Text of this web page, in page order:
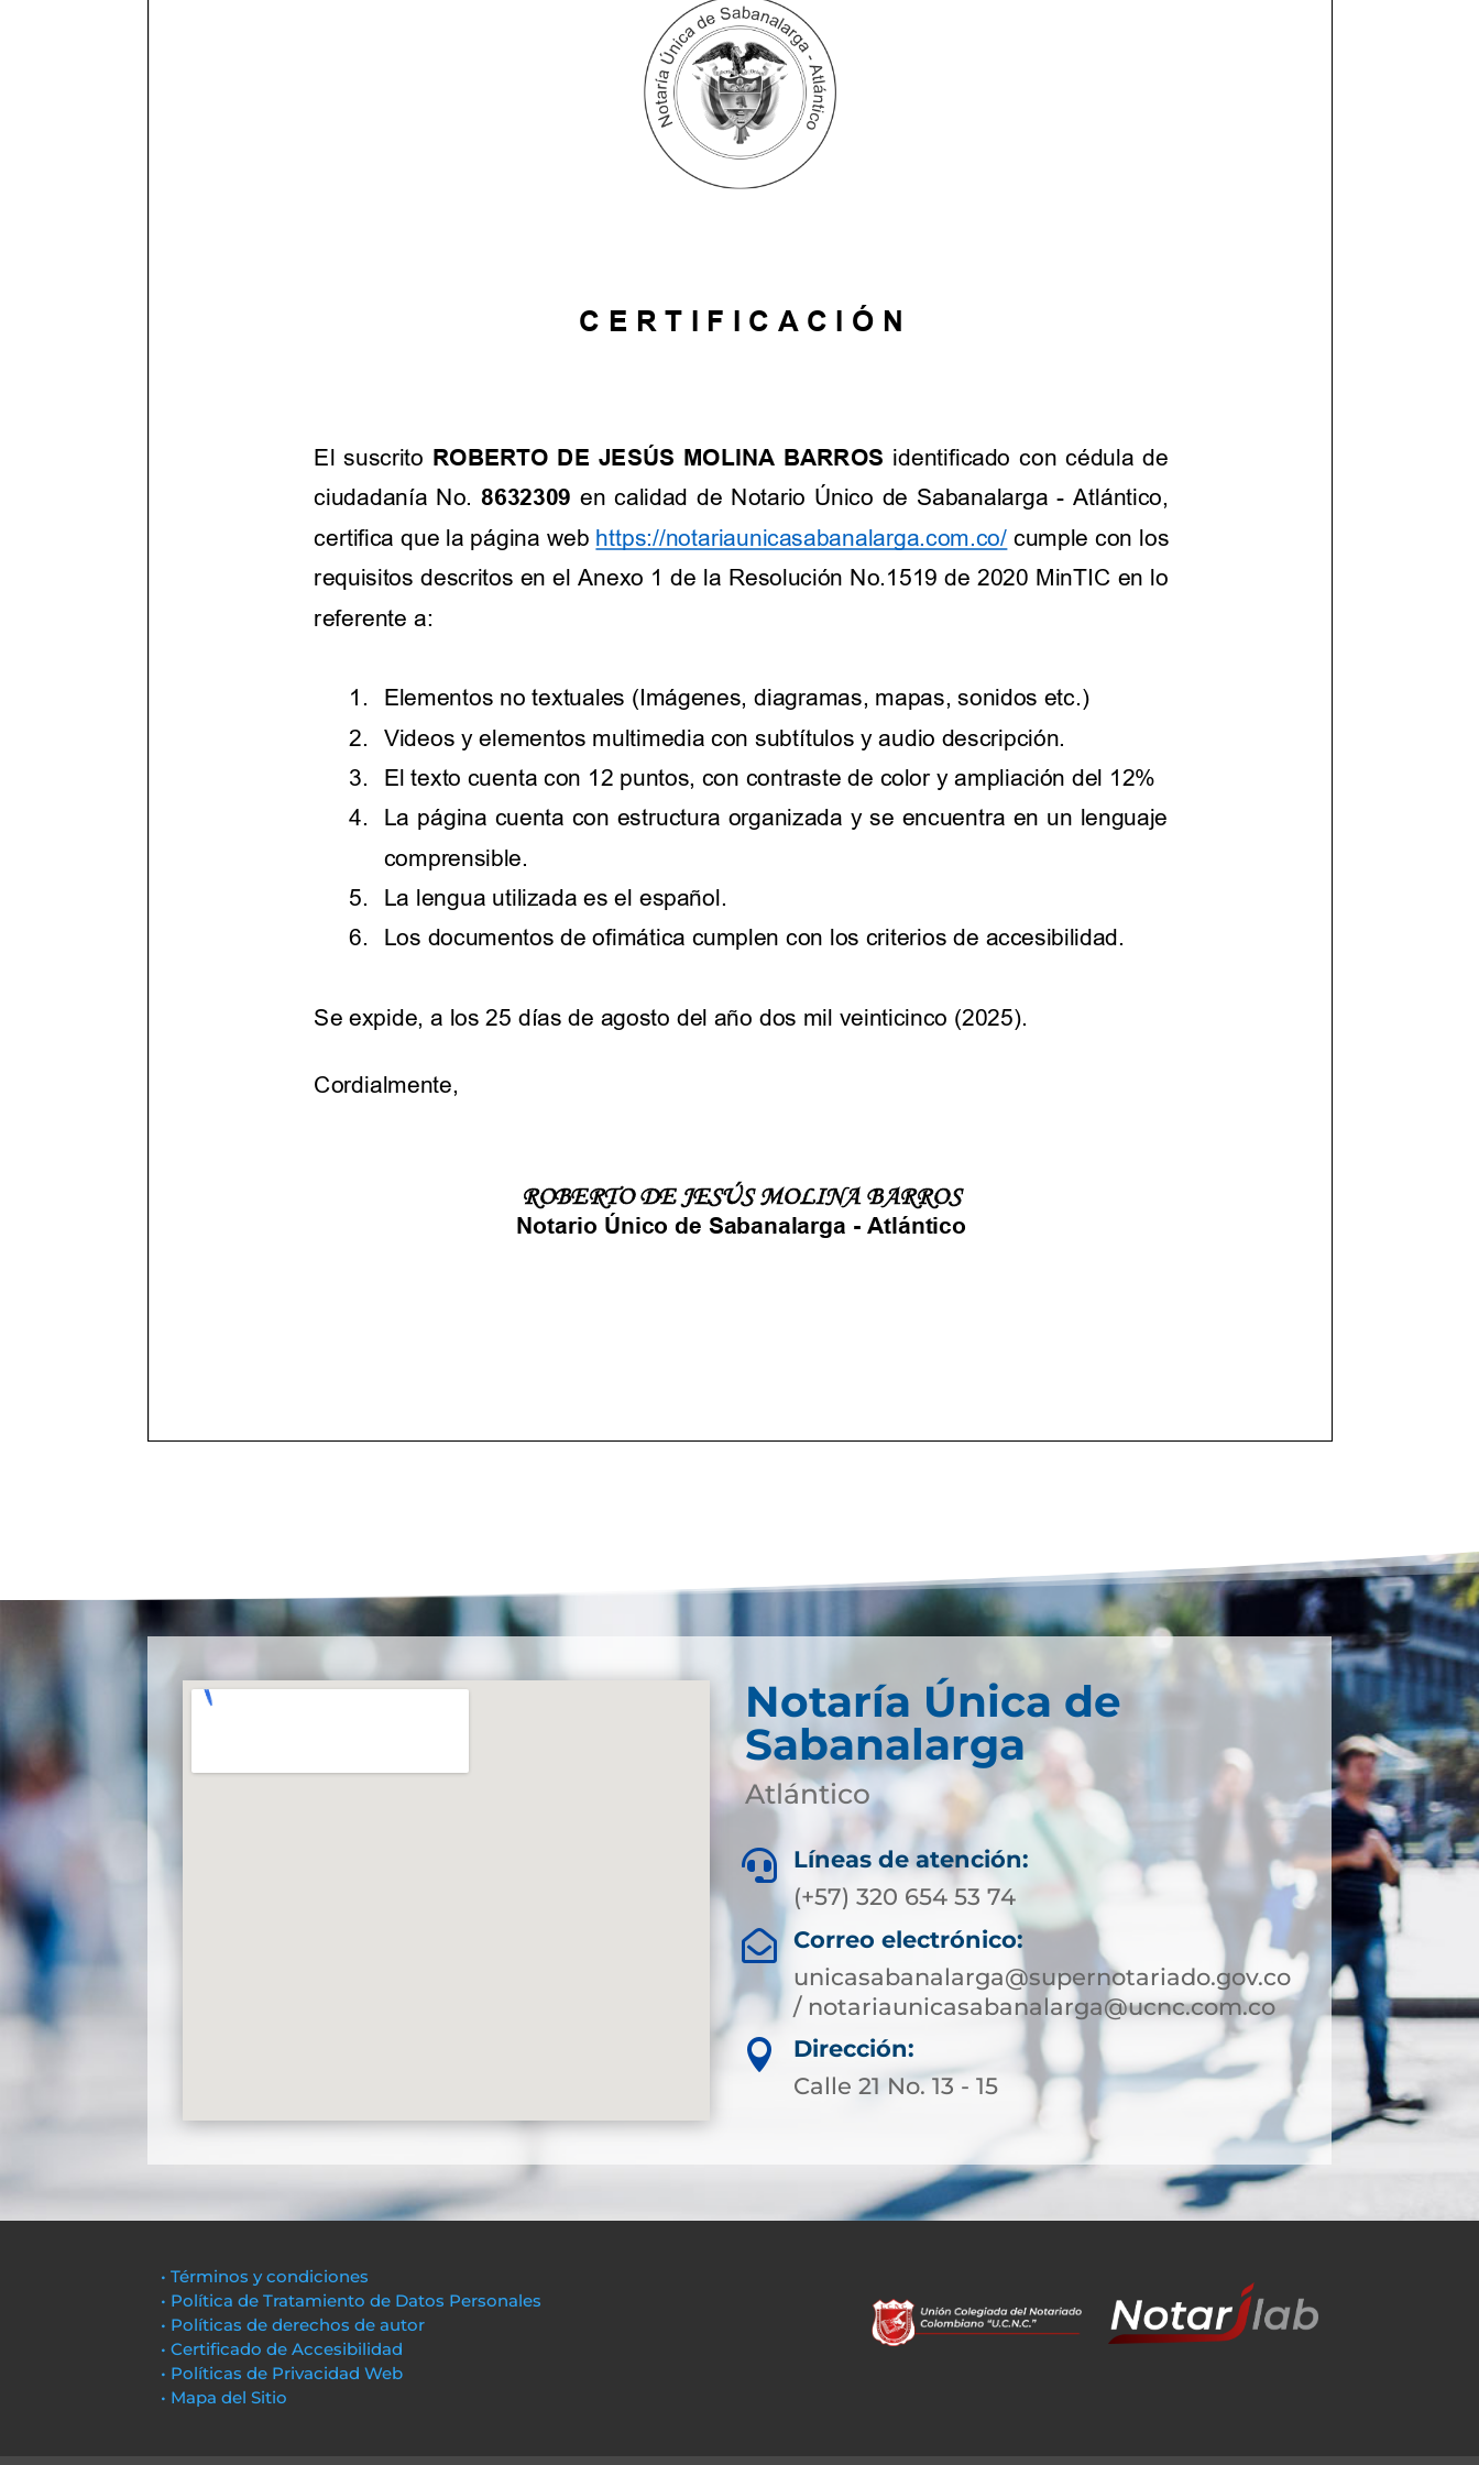
Notaría Única de
Sabanalarga
Atlántico

Líneas de atención:
(+57) 320 654 53 74

Correo electrónico:
unicasabanalarga@supernotariado.gov.co
/ notariaunicasabanalarga@ucnc.com.co

Dirección:
Calle 21 No. 13 - 15
• Términos y condiciones
• Política de Tratamiento de Datos Personales
• Políticas de derechos de autor
• Certificado de Accesibilidad
• Políticas de Privacidad Web
• Mapa del Sitio